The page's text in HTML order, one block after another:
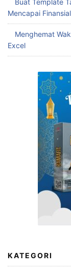
Buat Template
Mencapai
Menghemat
Excel
KATEGORI